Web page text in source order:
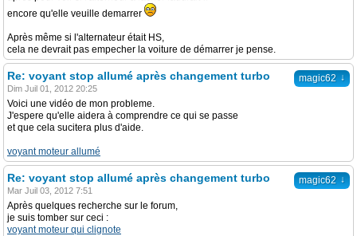
encore qu'elle veuille demarrer
Après même si l'alternateur était HS,
cela ne devrait pas empecher la voiture de démarrer je pense.
magic62 ↓
Re: voyant stop allumé après changement turbo
Dim Juil 01, 2012 20:25
Voici une vidéo de mon probleme.
J'espere qu'elle aidera à comprendre ce qui se passe
et que cela sucitera plus d'aide.
voyant moteur allumé
magic62 ↓
Re: voyant stop allumé après changement turbo
Mar Juil 03, 2012 7:51
Après quelques recherche sur le forum,
je suis tomber sur ceci :
voyant moteur qui clignote